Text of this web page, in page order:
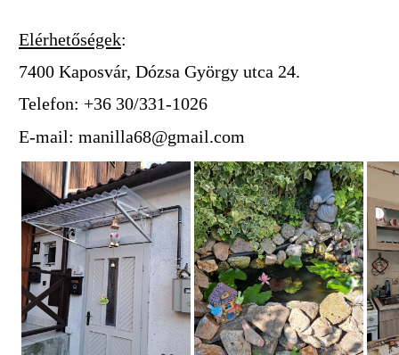
Elérhetőségek:
7400 Kaposvár, Dózsa György utca 24.
Telefon: +36 30/331-1026
E-mail: manilla68@gmail.com